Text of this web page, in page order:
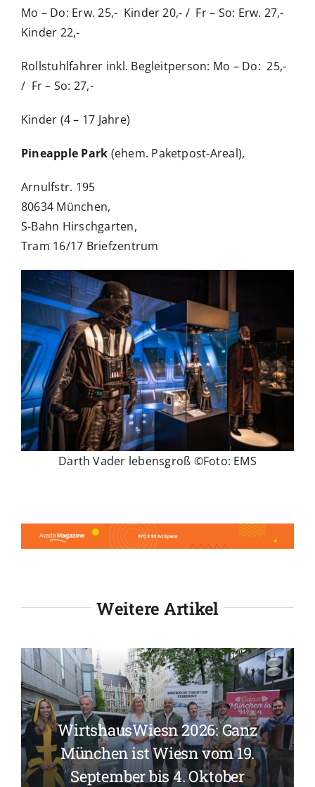
Mo – Do: Erw. 25,- Kinder 20,- / Fr – So: Erw. 27,-
Kinder 22,-
Rollstuhlfahrer inkl. Begleitperson: Mo – Do: 25,-
/ Fr – So: 27,-
Kinder (4 – 17 Jahre)
Pineapple Park (ehem. Paketpost-Areal),
Arnulfstr. 195
80634 München,
S-Bahn Hirschgarten,
Tram 16/17 Briefzentrum
Darth Vader lebensgroß ©Foto: EMS
Weitere Artikel
WirtshausWiesn 2026: Ganz
München ist Wiesn vom 19.
September bis 4. Oktober